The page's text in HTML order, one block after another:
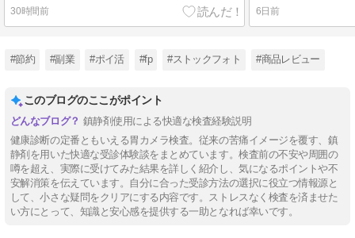
30時間前 6日前
#節約 #副業 #ポイ活 #fp #ストックフォト #商品レビュー
このブログのここがポイント
鎮静剤使用による快適な検査経験説明
健康診断の定番ともいえる胃カメラ検査。従来の苦痛イメージを覆す、鎮
静剤を用いた快適な受診体験談をまとめています。検査前の不安や周囲の
噂を超え、実際に受けてみた結果を詳しく紹介し、気になるポイントや不
安解消策を伝えています。自分に合った受診方法の選択に役立つ情報源と
して、小さな疑問をクリアにする内容です。ストレスなく検査を済ませた
い方にとって、知識と安心感を提供する一助となれば幸いです。